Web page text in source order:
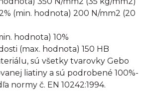
(min. hodnota) 200 N/mm2 (20
hodnota) 10%
(max. hodnota) 150 HB
sú všetky tvarovky Gebo
liatiny a sú podrobené 100%-
normy č. EN 10242:1994.